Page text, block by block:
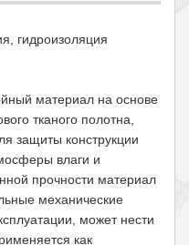
гидроизоляция
материал на основе
тканого полотна,
защиты конструкции
влаги и
прочности материал
механические
может нести
как